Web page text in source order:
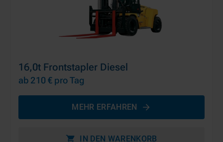
16,0t Frontstapler Diesel
ab 210 € pro Tag
MEHR ERFAHREN
IN DEN WARENKORB